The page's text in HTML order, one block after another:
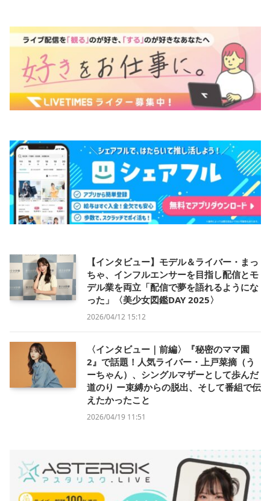
【インタビュー】モデル＆ライバー・まっ
ちゃ、インフルエンサーを目指し配信とモ
デル業を両立「配信で夢を語れるようにな
った」〈美少女図鑑DAY 2025〉
2026/04/12 15:12
〈インタビュー｜前編〉『秘密のママ園
2』で話題！人気ライバー・上戸菜摘（う
ーちゃん）、シングルマザーとして歩んだ
道のり ー束縛からの脱出、そして番組で伝
えたかったこと
2026/04/19 11:51